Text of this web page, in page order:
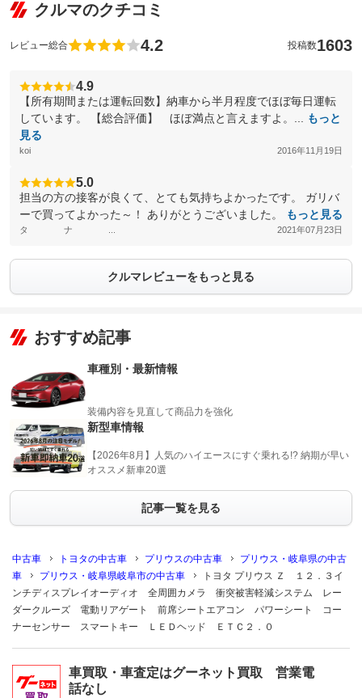
クルマのクチコミ
レビュー総合 4.2 投稿数1603
4.9
【所有期間または運転回数】納車から半月程度でほぼ毎日運転
しています。 【総合評価】 ほぼ満点と言えますよ。...
もっと
見る
koi 2016年11月19日
5.0
担当の方の接客が良くて、とても気持ちよかったです。 ガリバ
ーで買ってよかった～！ ありがとうございました。
もっと見る
タ ナ ... 2021年07月23日
クルマレビューをもっと見る
おすすめ記事
車種別・最新情報
装備内容を見直して商品力を強化
新型車情報
【2026年8月】人気のハイエースにすぐ乗れる!? 納期が早い
オススメ新車20選
記事一覧を見る
中古車 トヨタの中古車 プリウスの中古車
プリウス・岐阜県の中古
車
プリウス・岐阜県岐阜市の中古車
トヨタ プリウス Ｚ １２．３イ
ンチディスプレイオーディオ 全周囲カメラ 衝突被害軽減システム レー
ダークルーズ 電動リアゲート 前席シートエアコン パワーシート コー
ナーセンサー スマートキー ＬＥＤヘッド ＥＴＣ２．０
車買取・車査定はグーネット買取 営業電
話なし